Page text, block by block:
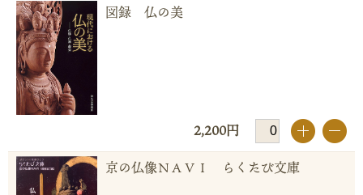
図録 仏の美
2,200円 +
京の仏像ＮＡＶＩ らくたび文庫